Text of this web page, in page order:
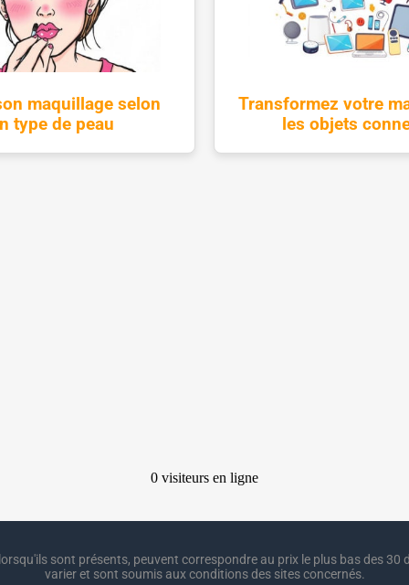
maquillage selon
type de peau
Transformez votre
les objets
sont présents, peuvent correspondre au prix le plus bas des 30
varier et sont soumis aux conditions des sites concernés.